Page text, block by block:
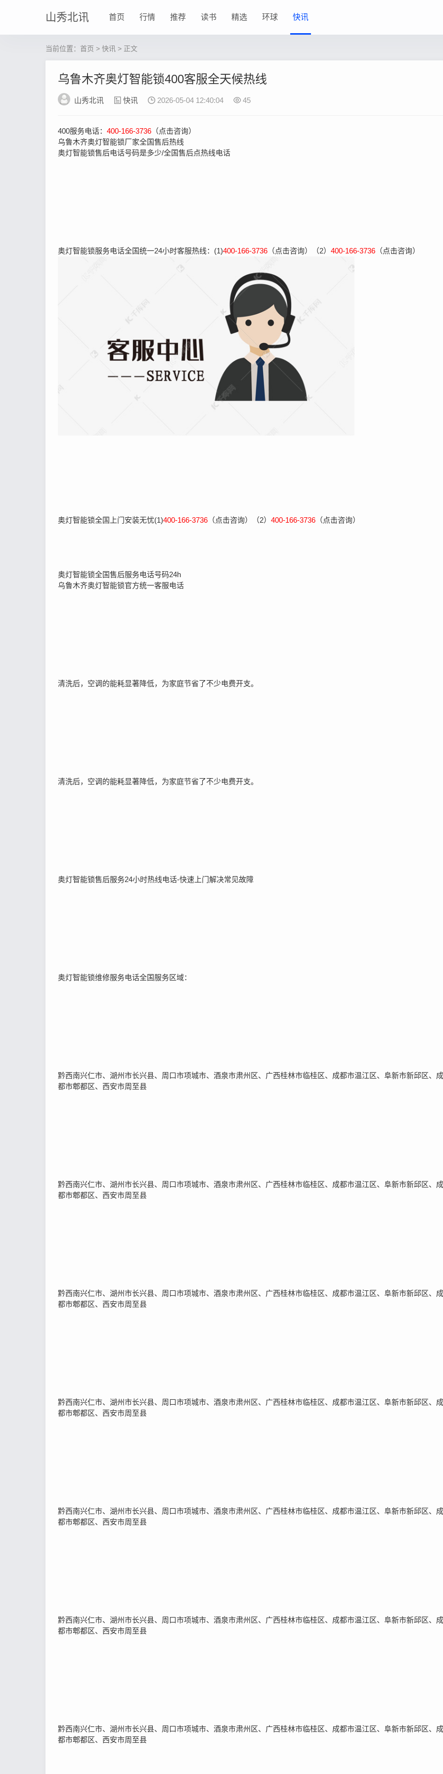
山秀北讯 首页 行情 推荐 读书 精选 环球 快讯
当前位置： 首页 > 快讯 > 正文
乌鲁木齐奥灯智能锁400客服全天候热线
山秀北讯 快讯 2026-05-04 12:40:04 45
400服务电话： 400-166-3736 （点击咨询）
乌鲁木齐奥灯智能锁厂家全国售后热线
奥灯智能锁售后电话号码是多少/全国售后点热线电话
奥灯智能锁服务电话全国统一24小时客服热线：(1)400-166-3736 （点击咨询）（2） 400-166-3736 （点击咨询）
奥灯智能锁全国上门安装无忧(1)400-166-3736 （点击咨询）（2） 400-166-3736 （点击咨询）
奥灯智能锁全国售后服务电话号码24h
乌鲁木齐奥灯智能锁官方统一客服电话
清洗后，空调的能耗显著降低，为家庭节省了不少电费开支。
清洗后，空调的能耗显著降低，为家庭节省了不少电费开支。
奥灯智能锁售后服务24小时热线电话-快速上门解决常见故障
奥灯智能锁维修服务电话全国服务区域：
黔西南兴仁市、湖州市长兴县、周口市项城市、酒泉市肃州区、广西桂林市临桂区、成都市温江区、阜新市新邱区、成
都市郫都区、西安市周至县
黔西南兴仁市、湖州市长兴县、周口市项城市、酒泉市肃州区、广西桂林市临桂区、成都市温江区、阜新市新邱区、成
都市郫都区、西安市周至县
黔西南兴仁市、湖州市长兴县、周口市项城市、酒泉市肃州区、广西桂林市临桂区、成都市温江区、阜新市新邱区、成
都市郫都区、西安市周至县
黔西南兴仁市、湖州市长兴县、周口市项城市、酒泉市肃州区、广西桂林市临桂区、成都市温江区、阜新市新邱区、成
都市郫都区、西安市周至县
黔西南兴仁市、湖州市长兴县、周口市项城市、酒泉市肃州区、广西桂林市临桂区、成都市温江区、阜新市新邱区、成
都市郫都区、西安市周至县
黔西南兴仁市、湖州市长兴县、周口市项城市、酒泉市肃州区、广西桂林市临桂区、成都市温江区、阜新市新邱区、成
都市郫都区、西安市周至县
黔西南兴仁市、湖州市长兴县、周口市项城市、酒泉市肃州区、广西桂林市临桂区、成都市温江区、阜新市新邱区、成
都市郫都区、西安市周至县